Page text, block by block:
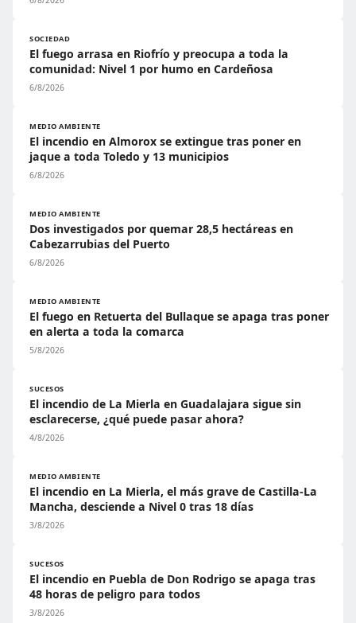
SOCIEDAD
El fuego arrasa en Riofrío y preocupa a toda la
comunidad: Nivel 1 por humo en Cardeñosa
6/8/2026
MEDIO AMBIENTE
El incendio en Almorox se extingue tras poner en
jaque a toda Toledo y 13 municipios
6/8/2026
MEDIO AMBIENTE
Dos investigados por quemar 28,5 hectáreas en
Cabezarrubias del Puerto
6/8/2026
MEDIO AMBIENTE
El fuego en Retuerta del Bullaque se apaga tras poner
en alerta a toda la comarca
5/8/2026
SUCESOS
El incendio de La Mierla en Guadalajara sigue sin
esclarecerse, ¿qué puede pasar ahora?
4/8/2026
MEDIO AMBIENTE
El incendio en La Mierla, el más grave de Castilla-La
Mancha, desciende a Nivel 0 tras 18 días
3/8/2026
SUCESOS
El incendio en Puebla de Don Rodrigo se apaga tras
48 horas de peligro para todos
3/8/2026